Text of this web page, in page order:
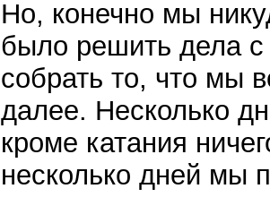
Но, конечно мы
было решить дела
собрать то, что мы
далее. Несколько
кроме катания
несколько дней мы